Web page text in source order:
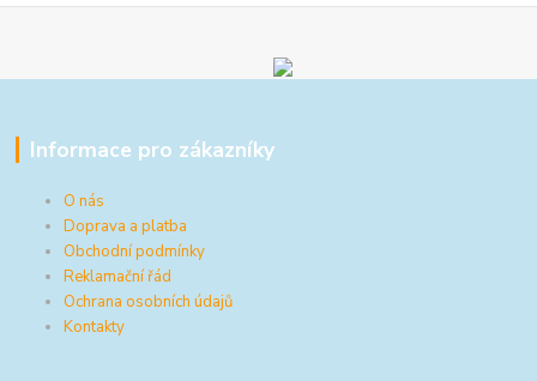
Informace pro zákazníky
O nás
Doprava a platba
Obchodní podmínky
Reklamační řád
Ochrana osobních údajů
Kontakty